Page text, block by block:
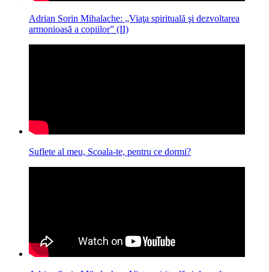
Adrian Sorin Mihalache: „Viaţa spirituală şi dezvoltarea
armonioasă a copiilor” (II)
Suflete al meu, Scoala-te, pentru ce dormi?